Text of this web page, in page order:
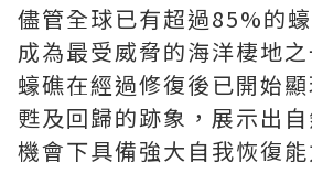
儘管全球已有超過85%的
成為最受威脅的海洋棲地
蠔礁在經過修復後已開始
甦及回歸的跡象，展示出
機會下具備強大自我恢復能